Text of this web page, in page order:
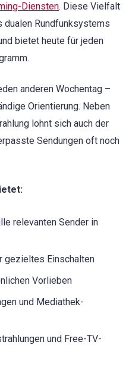
Diensten. Diese Vielfalt
dualen Rundfunksystems
bietet heute für jeden
anderen Wochentag –
Orientierung. Neben
lohnt sich auch der
Sendungen oft noch
relevanten Sender in
gezieltes Einschalten
Vorlieben
und Mediathek-
und Free-TV-